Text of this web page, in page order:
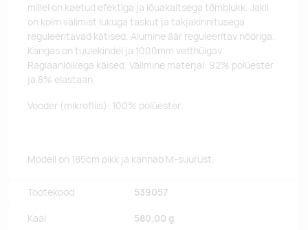
millel on kaetud efektiga ja lõuakaitsega tõmblukk. Jakil
on kolm välimist lukuga taskut ja takjakinnitusega
reguleeritavad kätised. Alumine äär reguleeritav nööriga.
Kangas on tuulekindel ja 1000mm vetthülgav.
Raglaanlõikega käised. Välimine materjal: 92% polüester
ja 8% elastaan.
Vooder (mikrofliis): 100% polüester.
Modell on 185cm pikk ja kannab M-suurust.
Tootekood 539057
Kaal 580,00 g